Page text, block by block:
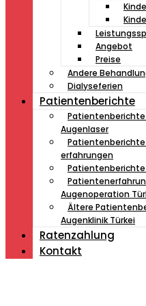
Angebot
Preise
Andere
Dialyseferien
Patientenberichte
Patientenberichte
Augenlaser
erfahrungen
Augenoperation
Ältere
Augenklinik Türkei
Ratenzahlung
Kontakt